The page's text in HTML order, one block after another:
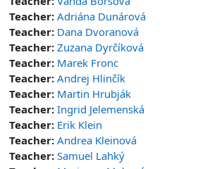
Teacher: Adriána Dunárová
Teacher: Dana Dvoranová
Teacher: Zuzana Dyrčíková
Teacher: Marek Fronc
Teacher: Andrej Hlinčík
Teacher: Martin Hrubják
Teacher: Ingrid Jelemenská
Teacher: Erik Klein
Teacher: Andrea Kleinová
Teacher: Samuel Lahký